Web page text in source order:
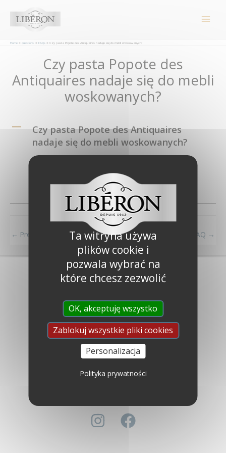
Home questions FAQs Czy pasta Popote des Antiquaires nadaje się do mebli woskowanych?
Czy pasta Popote des
Antiquaires nadaje się do mebli
woskowanych?
A
Czy pasta Popote des Antiquaires
nadaje się do mebli woskowanych?
← Previous FAQ Next FAQ →
Libéron
Kim jesteśmy ?
Najczęściej zadawane pytania
Skontaktuj się z nami
Ta witryna używa
plików cookie i
pozwala wybrać na
które chcesz zezwolić
OK, akceptuję wszystko
Zablokuj wszystkie pliki cookies
Personalizacja
Polityka prywatności